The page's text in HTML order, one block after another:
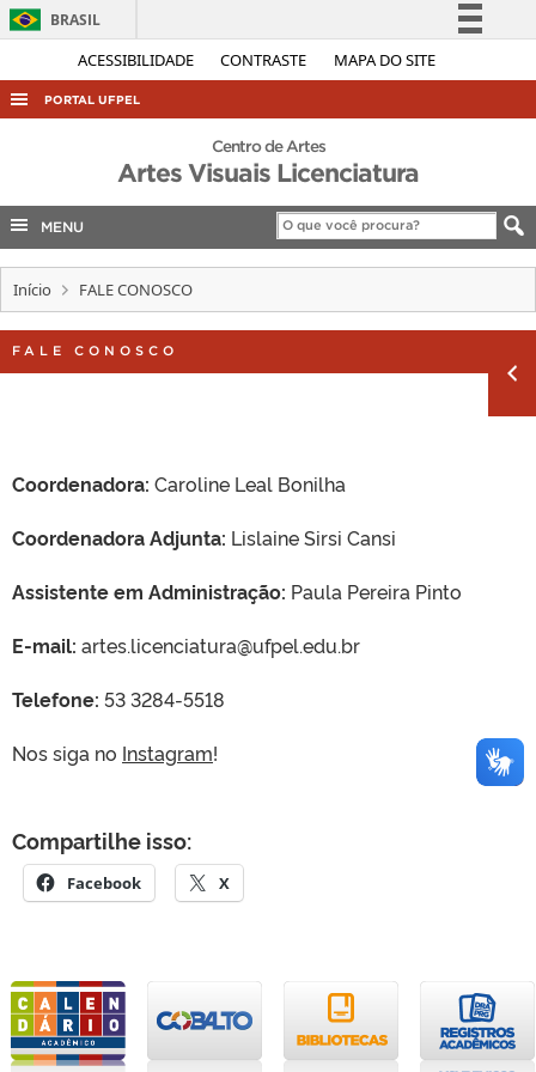
ACESSIBILIDADE CONTRASTE MAPA DO SITE
BRASIL
Simplifique!
Acesso à informação
Legislação
Canais
PORTAL UFPEL
COBALTO
INTERNACIONAL
Centro de Artes
Artes Visuais Licenciatura
MENU
Início FALE CONOSCO
FALE CONOSCO
Coordenadora: Caroline Leal Bonilha
Coordenadora Adjunta: Lislaine Sirsi Cansi
Assistente em Administração: Paula Pereira Pinto
E-mail: artes.licenciatura@ufpel.edu.br
Telefone: 53 3284-5518
Nos siga no Instagram!
Compartilhe isso:
Facebook X